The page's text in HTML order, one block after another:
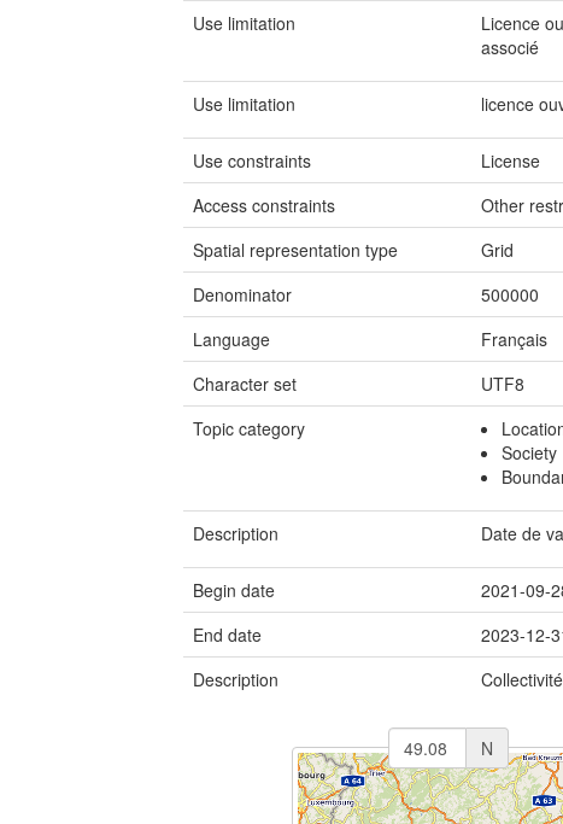
Use limitation
Licence
associé
Use limitation licence
Use constraints
License
Access constraints
Other
Spatial representation type
Grid
Denominator
500000
Language
Français
Character set
UTF8
Topic category
Society
Description Date de
Begin date
2021-09-
End date
2023-12-
Description
N